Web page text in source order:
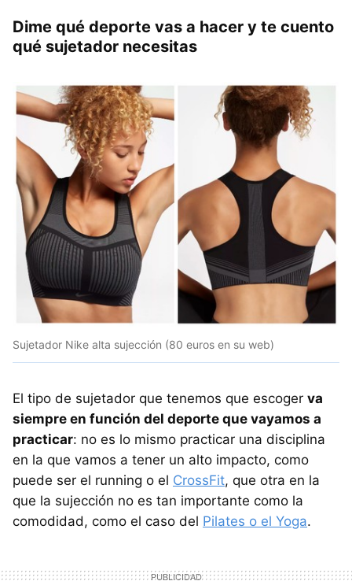
Dime qué deporte vas a hacer y te cuento
qué sujetador necesitas
Sujetador Nike alta sujección (80 euros en su web)
El tipo de sujetador que tenemos que escoger va
siempre en función del deporte que vayamos a
practicar: no es lo mismo practicar una disciplina
en la que vamos a tener un alto impacto, como
puede ser el running o el CrossFit, que otra en la
que la sujección no es tan importante como la
comodidad, como el caso del Pilates o el Yoga.